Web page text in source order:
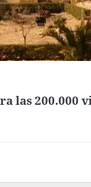
las 200.000